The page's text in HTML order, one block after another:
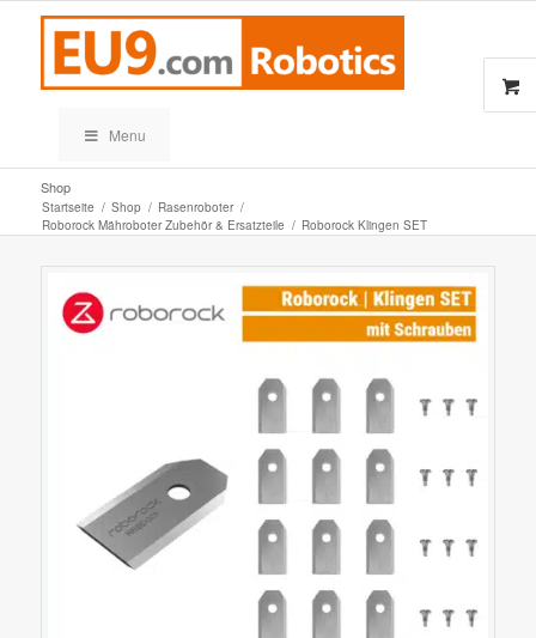
Menu
Shop
Startseite / Shop / Rasenroboter /
Roborock Mähroboter Zubehör & Ersatzteile / Roborock Klingen SET